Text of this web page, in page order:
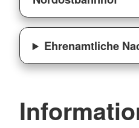
Ehrenamtliche